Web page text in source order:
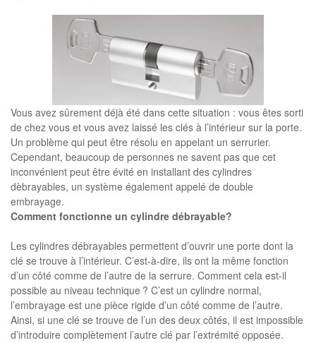
Vous avez sûrement déjà été dans cette situation : vous êtes sorti
de chez vous et vous avez laissé les clés à l’intérieur sur la porte.
Un problème qui peut être résolu en appelant un serrurier.
Cependant, beaucoup de personnes ne savent pas que cet
inconvénient peut être évité en installant des cylindres
dèbrayables, un système également appelé de double
embrayage.
Comment fonctionne un cylindre débrayable?
Les cylindres débrayables permettent d’ouvrir une porte dont la
clé se trouve à l’intérieur. C’est-à-dire, ils ont la même fonction
d’un côté comme de l’autre de la serrure. Comment cela est-il
possible au niveau technique ? C’est un cylindre normal,
l’embrayage est une pièce rigide d’un côté comme de l’autre.
Ainsi, si une clé se trouve de l’un des deux côtés, il est impossible
d’introduire complètement l’autre clé par l’extrémité opposée.